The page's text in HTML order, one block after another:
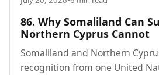
86. Why Somaliland Can
Northern Cyprus Cannot
Somaliland and Northern
recognition from one United